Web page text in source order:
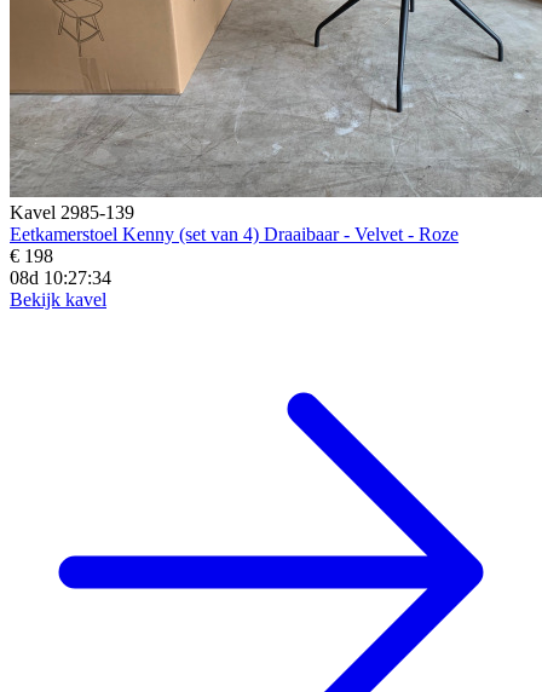
Kavel 2985-139
Eetkamerstoel Kenny (set van 4) Draaibaar - Velvet - Roze
€ 198
08d 10:27:32
Bekijk kavel